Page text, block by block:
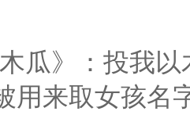
瓜》：投我以
用来取女孩名